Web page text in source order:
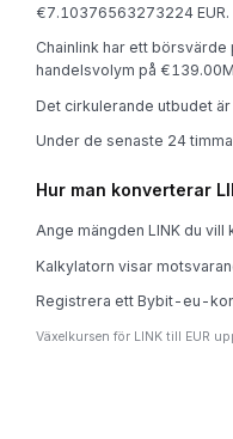
€7.10376563273224 EUR.
Chainlink har ett
handelsvolym på €139.00M
Det cirkulerande utbudet är
Under de senaste 24
Hur man konverterar
Ange mängden LINK du vill
Kalkylatorn visar
Registrera ett Bybit-eu-
Växelkursen för LINK till EUR